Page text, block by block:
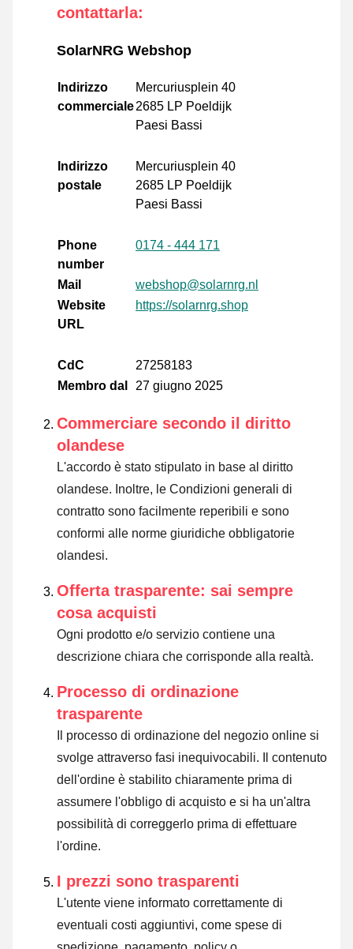
contattarla:
SolarNRG Webshop
Indirizzo
commerciale
Mercuriusplein 40
2685 LP Poeldijk
Paesi Bassi
Indirizzo
postale
Mercuriusplein 40
2685 LP Poeldijk
Paesi Bassi
Phone
number
0174 - 444 171
Mail
webshop@solarnrg.nl
Website
URL
https://solarnrg.shop
CdC
27258183
Membro dal
27 giugno 2025
Commerciare secondo il diritto
olandese
L'accordo è stato stipulato in base al diritto
olandese. Inoltre, le Condizioni generali di
contratto sono facilmente reperibili e sono
conformi alle norme giuridiche obbligatorie
olandesi.
Offerta trasparente: sai sempre
cosa acquisti
Ogni prodotto e/o servizio contiene una
descrizione chiara che corrisponde alla realtà.
Processo di ordinazione
trasparente
Il processo di ordinazione del negozio online si
svolge attraverso fasi inequivocabili. Il contenuto
dell'ordine è stabilito chiaramente prima di
assumere l'obbligo di acquisto e si ha un'altra
possibilità di correggerlo prima di effettuare
l'ordine.
I prezzi sono trasparenti
L'utente viene informato correttamente di
eventuali costi aggiuntivi, come spese di